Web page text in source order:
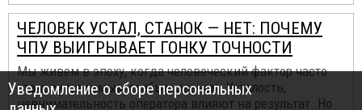
ЧЕЛОВЕК УСТАЛ, СТАНОК — НЕТ: ПОЧЕМУ
ЧПУ ВЫИГРЫВАЕТ ГОНКУ ТОЧНОСТИ
Мы живем в эпоху, когда человеческий фактор часто
становится самым слабым звеном. Усталость,
невнимательность оператора влияют на результат. Но
Уведомление о сборе персональных